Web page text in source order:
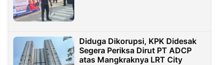
Diduga Dikorupsi, KPK Didesak
Segera Periksa Dirut PT ADCP
atas Mangkraknya LRT City